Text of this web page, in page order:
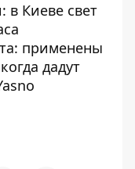
в Киеве свет
применены
дадут